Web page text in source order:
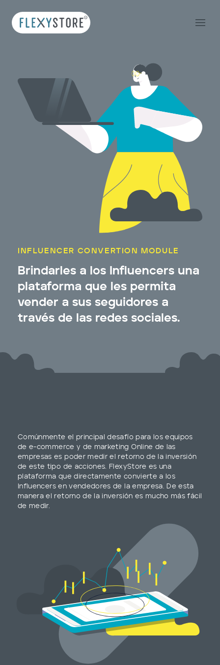
INFLUENCER CONVERTION MODULE
Brindarles a los Influencers una
plataforma que les permita
vender a sus seguidores a
través de las redes sociales.
Comúnmente el principal desafío para los equipos
de e-commerce y de marketing Online de las
empresas es poder medir el retorno de la inversión
de este tipo de acciones. FlexyStore es una
plataforma que directamente convierte a los
Influencers en vendedores de la empresa. De esta
manera el retorno de la inversión es mucho más fácil
de medir.